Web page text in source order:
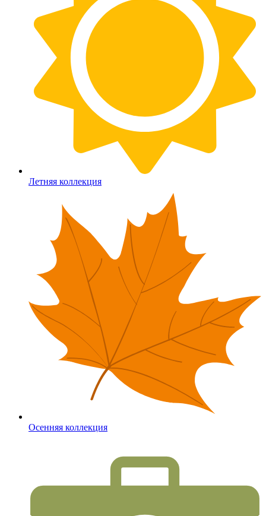
Летняя коллекция
Осенняя коллекция